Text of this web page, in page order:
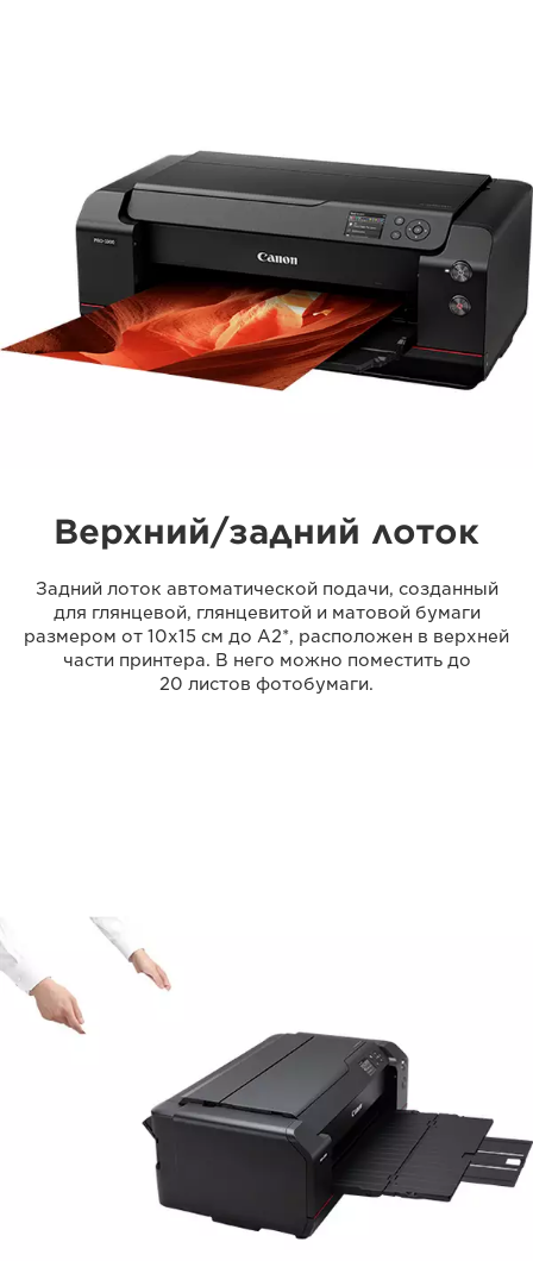
Верхний/задний лоток
Задний лоток автоматической подачи, созданный
для глянцевой, глянцевитой и матовой бумаги
размером от 10x15 см до A2*, расположен в верхней
части принтера. В него можно поместить до
20 листов фотобумаги.